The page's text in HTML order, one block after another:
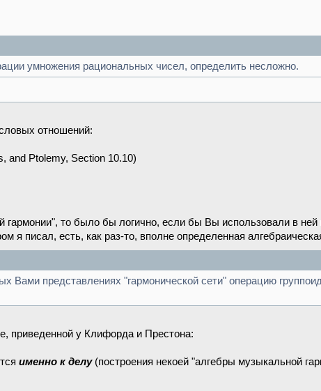
умножения рациональных чисел, определить несложно.
отношений:
and Ptolemy, Section 10.10)
то было бы логично, если бы Вы использовали в ней
я писал, есть, как раз-то, вполне определенная
Вами представлениях "гармонической сети" операцию
приведенной у Клифорда и Престона:
именно к делу(построения некоей "алгебры музыкальной